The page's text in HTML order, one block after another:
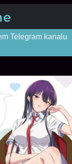
Telegram kanalu